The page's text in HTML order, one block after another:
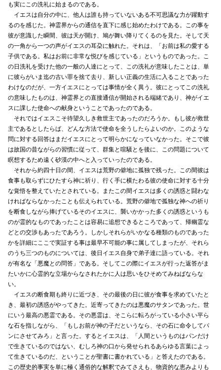
も実にこの洗礼に始まるのである。
イエスは自分の中に、他人は誰も持っていないある不可思議な力が躍動す
るのを感じた。神霊界からの通信を直下に感じ始めたわけである。この事を
彼が意識した瞬間、彼は天が開け、鳩が舞い降りてくるのを見た。そして天
の一角から一つの声がイエスの耳朶に触れた。それは、「お前は私の愛する
子供である。私はお前に非常な悦びを感じている」というものであった。こ
の日洗礼を受けた他の一般の人達にとって、この洗礼が意味したことは、単
に彼らがいま迄の古い罪を捨て去り、新しい正義の生活に入ることであった
わけなのだが、一方イエスにとっては事情が全く異う。彼にとってこの洗礼
の意味したものは、神霊界との直接通信が開始される端緒であり、神がイエ
スに課した使命への献身ということであったのである。
それではイエスこそ待望久しき救世主であったのだろうか。もし彼が救世
主であるとしたらば、どんな方法で使命を全うしたらよいのか。このような
問に対する回答はまだイエスにとって明らかになっていなかった。そこで彼
は故国の昔ながらの習慣に従って、群集と喧騒とを後に、この問題について
瞑想するため遠く砂漠の中へと入っていったのである。
それから約四十日の間、イエスは荒野の僻地に孤独で残った。この間彼は
食事も取らずにひたすら神に祈り、行く手に横たわる彼の使命に対する十分
な覚悟を整えていたとされている。またこの間イエスは多くの誘惑と闘わな
ければならなかったことも伝えられている。荒野の僻地で孤独な神への祈り
を断食しながら捧げているそのイエスに、襲いかかった多くの誘惑というも
のが霊的なものであったことは容易に追想できるところであって、帰幽霊な
どとの交渉もあったであろう。しかしそれらがいかなる種類のものであった
かを詳細にここで実証する事は最早不可能の事に属してしまったが、それら
のうち三つのものについては、後日イエス自身で弟子達に語っている。それ
が有名な「悪魔との問答」である。そしてこの際にイエスが行った返答がま
たいかに心霊的な立場からなされたかに人は思いをひそめてみねばならな
い。
イエスの断食期も終りに近づき、その最後の日に彼が食事を求めていたと
き、最初の誘惑がやってきた。近寄ってきたのは悪魔のサタンであった。世
にいう最高の悪霊である。その悪霊は、そこらに転ろがっている小さい平ら
な石を指しながら、「もしお前が神の子だというなら、その石に命令してパ
ンにさせてみろ」と言った。するとイエスは、「人間というものはパンだけ
で生きているのではない、むしろ神の口から発せられるあらゆる言葉によっ
て生きているのだ、ということが聖書に書かれている」と答えたのである。
この歴史的事実を単に極く通俗的な解釈でみてさえも、物資的な恵みよりも